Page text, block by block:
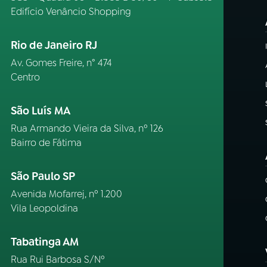
Edifício Venâncio Shopping
Rio de Janeiro RJ
Av. Gomes Freire, n° 474
Centro
São Luís MA
Rua Armando Vieira da Silva, nº 126
Bairro de Fátima
São Paulo SP
Avenida Mofarrej, nº 1.200
Vila Leopoldina
Tabatinga AM
Rua Rui Barbosa S/Nº